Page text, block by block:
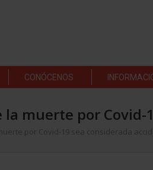
CONÓCENOS
muerte por
por Covid-19 sea considerada